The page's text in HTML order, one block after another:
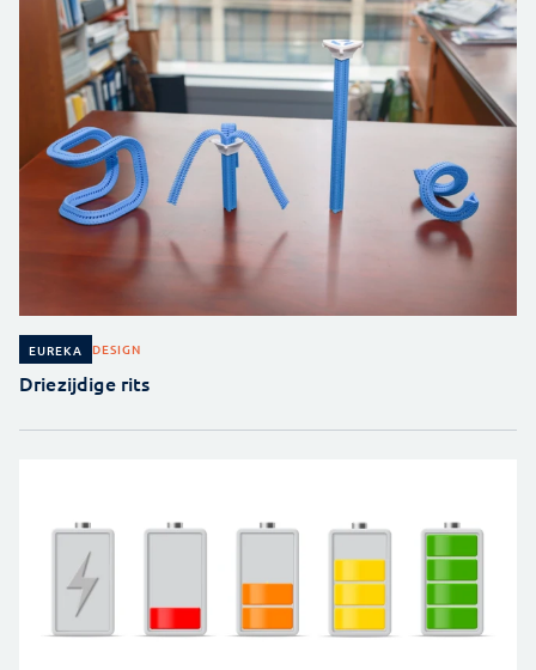
EUREKA DESIGN
Driezijdige rits